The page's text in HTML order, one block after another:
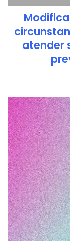
atender